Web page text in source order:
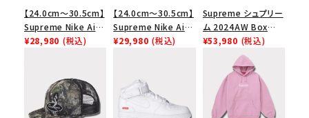
【24.0cm～30.5cm】
Supreme Nike Air
Force 1 Low シュプ
ューズ ホワイト
¥28,980 (税込)
【24.0cm～30.5cm】
Supreme Nike Air
Force 1 Low シュプ
ューズ ブラック
¥29,980 (税込)
Supreme シュプリー
ム 2024AW Box
Logo Hooded
Sweatshirt ボック
スロゴフードパーカー
ブラック 黒
¥53,980 (税込)